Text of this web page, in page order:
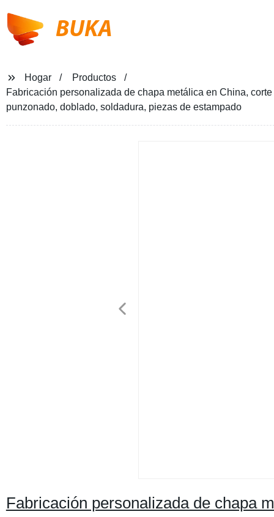
BUKA
Hogar
Productos
Fabricación personalizada de chapa metálica en China,
punzonado, doblado, soldadura, piezas de estampado
Fabricación personalizada de chapa